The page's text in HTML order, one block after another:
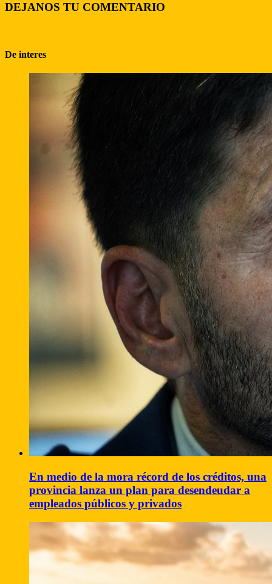
DEJANOS TU COMENTARIO
De interes
En medio de la mora récord de los créditos, una
provincia lanza un plan para desendeudar a
empleados públicos y privados